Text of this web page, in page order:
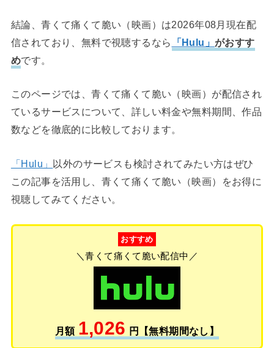
結論、青くて痛くて脆い（映画）は2026年08月現在配
信されており、無料で視聴するなら
「Hulu」 がおすす
めです。
このページでは、青くて痛くて脆い（映画）が配信され
ているサービスについて、詳しい料金や無料期間、作品
数などを徹底的に比較しております。
「Hulu」 以外のサービスも検討されてみたい方はぜひ
この記事を活用し、青くて痛くて脆い（映画）をお得に
視聴してみてください。
おすすめ
＼青くて痛くて脆い配信中／
月額 1,026 円【無料期間なし】